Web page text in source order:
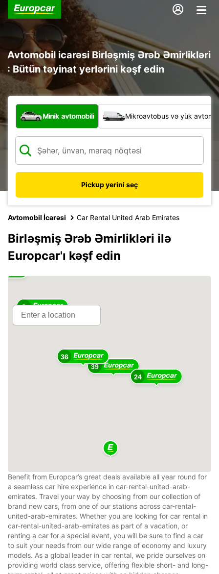
Avtomobil icarəsi Birləşmiş Ərəb Əmirlikləri
: Bütün təyinat yerlərini kəşf edin
Hansı növ nəqliyyat vasitəsi?
Minik avtomobili Mikroavtobus və yük
Pickup yerini seç
Avtomobil İcarəsi Car Rental United Arab Emirates
Birləşmiş Ərəb Əmirlikləri ilə
Europcar'ı kəşf edin
39
36
24
2
Benefit from Europcar’s great deals available all year round for
a seamless car hire experience in car-rental-united-arab-
emirates. Travel your way by choosing from our collection of
brand new cars, from one of our stations across car-rental-
united-arab-emirates. Whether you are looking for car rental in
car-rental-united-arab-emirates as part of a vacation, or
renting a car for a special event, you will be sure to find a car
to suit your needs from our wide range of economy and luxury
models. As a global leader in car rental, we pride ourselves on
providing world class service, offering flexible short- and long-